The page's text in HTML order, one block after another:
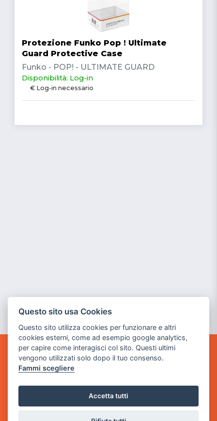
Protezione Funko Pop ! Ultimate
Guard Protective Case
Funko - POP! - ULTIMATE GUARD
Disponibilità: Log-in
€ Log-in necessario
POWER GAME SRL
- 25014 Castenedolo, Brescia
Questo sito usa Cookies
Questo sito utilizza cookies per funzionare e altri
cookies esterni, come ad esempio google analytics,
per capire come interagisci col sito. Questi ultimi
vengono utilizzati solo dopo il tuo consenso.
Fammi scegliere
Accetta tutti